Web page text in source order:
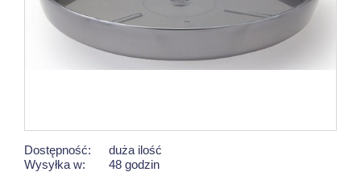
Dostępność:
duża ilość
Wysyłka w:
48 godzin